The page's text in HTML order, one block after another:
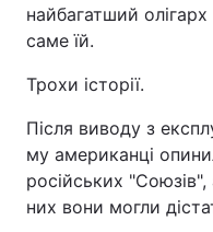
найбагатший
саме їй.
Трохи історії.
Після виводу з
му американці
російських
них вони могли